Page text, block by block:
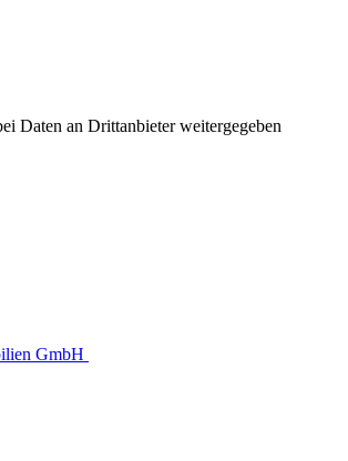
Daten an Drittanbieter weitergegeben
GmbH